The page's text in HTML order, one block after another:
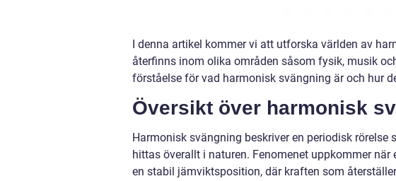
I denna artikel kommer vi att utforska världen av
återfinns inom olika områden såsom fysik, musik
förståelse för vad harmonisk svängning är och hur
Översikt över harmonisk
Harmonisk svängning beskriver en periodisk
hittas överallt i naturen. Fenomenet uppkommer
en stabil jämviktsposition, där kraften som